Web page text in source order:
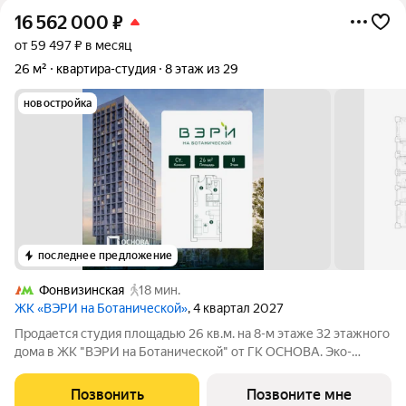
16 562 000 ₽
от 59 497 ₽ в месяц
26 м²
квартира-студия 8 этаж из 29
новостройка
последнее предложение
Фонвизинская
18 мин.
ЖК «ВЭРИ на Ботанической», 4 квартал 2027
Продается студия площадью 26 кв.м. на 8-м этаже 32 этажного
дома в ЖК "ВЭРИ на Ботанической" от ГК ОСНОВА. Эко-
зелёных районов Москвы, в Марфино, что обеспечит будущим
Позвонить Позвоните мне